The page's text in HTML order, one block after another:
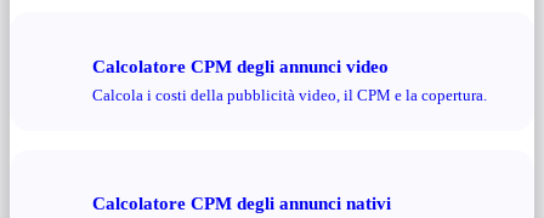
Calcolatore CPM degli annunci video
Calcola i costi della pubblicità video, il CPM e la copertura.
Calcolatore CPM degli annunci nativi